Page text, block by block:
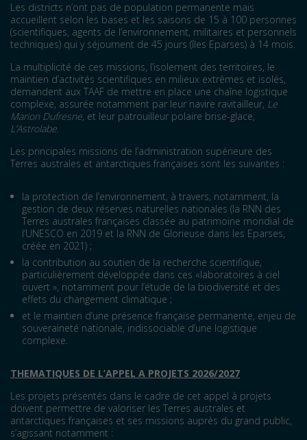
Les districts n’ont pas de population permanente mais
accueillent selon les bases et les saisons de 15 à 100 personnes
(scientifiques, agents de l’environnement, militaires et personnels
techniques) qui y séjournent de 45 jours (îles Eparses) à 14 mois.
La multiplicité de ces missions, l’isolement des territoires, le
maintien d’activités scientifiques en milieux extrêmes et isolés,
demandent aux TAAF de mettre en place une chaîne logistique
complexe, assurée notamment par leur navire ravitailleur, Le
Marion Dufresne, et leur patrouilleur polaire brise-glace,
L’Astrolabe.
Les principales missions de l’administration supérieure des
Terres australes et antarctiques françaises sont les suivantes :
la protection de l’environnement, à travers, notamment, la
gestion de deux réserves naturelles nationales (la RNN des
Terres australes françaises classée au patrimoine mondial de
l’UNESCO en 2019 et la RNN de Glorieuse dans les Eparses,
créée en 2021) ;
la contribution au soutien de la recherche scientifique,
particulièrement développée dans ces «laboratoires à ciel
ouvert », notamment pour l’étude de la biodiversité et des
effets du changement climatique ;
et le maintien d’une présence française permanente, enjeu de
souveraineté nationale, indissociable d’une logistique
complexe.
THEMATIQUES DE L’APPEL A PROJETS 2026/2027
Les projets présentés dans le cadre de cet appel à projets
doivent permettre de valoriser les Terres australes et
antarctiques françaises et ses missions auprès du grand public,
s’agissant notamment :